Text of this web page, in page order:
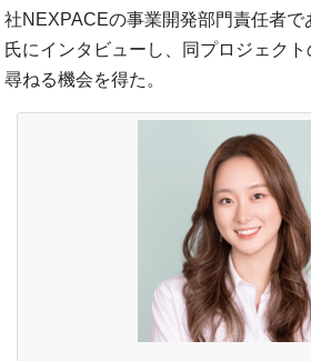
社NEXPACEの事業開発部門責任者で
氏にインタビューし、同プロジェク
尋ねる機会を得た。